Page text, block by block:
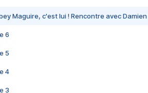
Maguire, c'est lui ! Rencontre avec
6
5
4
3